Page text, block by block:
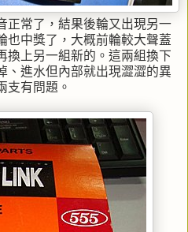
正常了，結果後輪又出現另一
也中獎了，大概前輪較大聲蓋
換上另一組新的。這兩組換下
、進水但內部就出現澀澀的異
支有問題。